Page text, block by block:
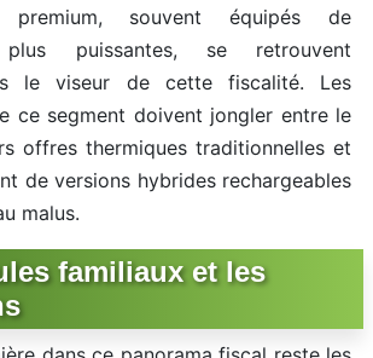
premium, souvent équipés de
plus puissantes, se retrouvent
le viseur de cette fiscalité. Les
ce segment doivent jongler entre le
offres thermiques traditionnelles et
de versions hybrides rechargeables
malus.
familiaux et les